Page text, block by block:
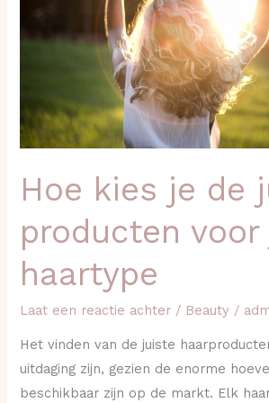
Hoe kies je de
producten
haartype
Laat een reactie achter / Beauty /
Het vinden van de juiste
uitdaging zijn, gezien de enorme
beschikbaar zijn op de markt. Elk
producten
haartype